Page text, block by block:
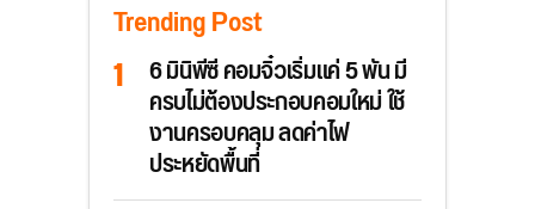
Trending Post
6 มินิพีซี คอมจิ๋วเริ่มแค่ 5 พัน มี
ครบไม่ต้องประกอบคอมใหม่ ใช้
งานครอบคลุม ลดค่าไฟ
ประหยัดพื้นที่